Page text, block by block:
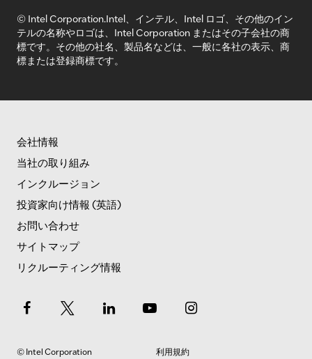
© Intel Corporation.Intel、インテル、Intel ロゴ、その他のイン
テルの名称やロゴは、Intel Corporation またはその子会社の商
標です。その他の社名、製品名などは、一般に各社の表示、商
標または登録商標です。
会社情報
当社の取り組み
インクルージョン
投資家向け情報 (英語)
お問い合わせ
サイトマップ
リクルーティング情報
© Intel Corporation 利用規約